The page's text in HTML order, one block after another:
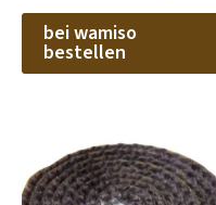
bei wamiso
bestellen